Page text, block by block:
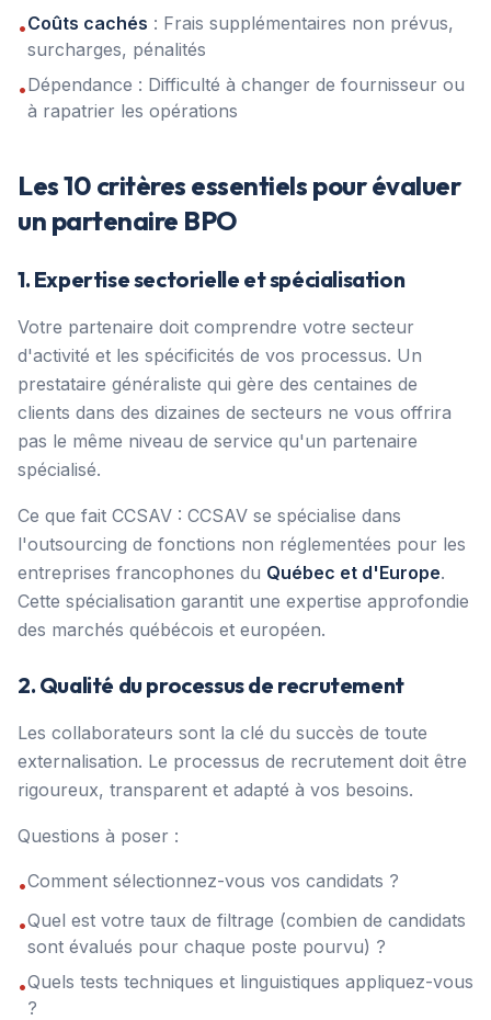
•Coûts cachés : Frais supplémentaires non prévus,
surcharges, pénalités
•Dépendance : Difficulté à changer de fournisseur ou
à rapatrier les opérations
Les 10 critères essentiels pour évaluer
un partenaire BPO
1. Expertise sectorielle et spécialisation
Votre partenaire doit comprendre votre secteur
d'activité et les spécificités de vos processus. Un
prestataire généraliste qui gère des centaines de
clients dans des dizaines de secteurs ne vous offrira
pas le même niveau de service qu'un partenaire
spécialisé.
Ce que fait CCSAV : CCSAV se spécialise dans
l'outsourcing de fonctions non réglementées pour les
entreprises francophones du Québec et d'Europe.
Cette spécialisation garantit une expertise approfondie
des marchés québécois et européen.
2. Qualité du processus de recrutement
Les collaborateurs sont la clé du succès de toute
externalisation. Le processus de recrutement doit être
rigoureux, transparent et adapté à vos besoins.
Questions à poser :
•Comment sélectionnez-vous vos candidats ?
•Quel est votre taux de filtrage (combien de candidats
sont évalués pour chaque poste pourvu) ?
•Quels tests techniques et linguistiques appliquez-vous
?